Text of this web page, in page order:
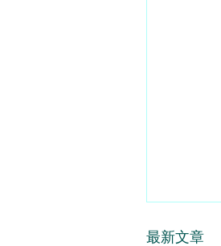
最新文章